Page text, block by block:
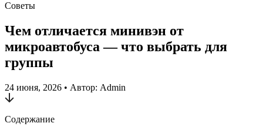
Советы
Чем отличается минивэн от
микроавтобуса — что выбрать для
группы
24 июня, 2026 • Автор: Admin
Содержание